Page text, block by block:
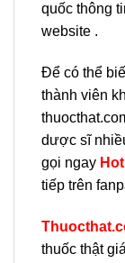
quốc thông
website .
Để có thể
thành viên
dược sĩ
gọi ngay H
tiếp trên
thuốc thật